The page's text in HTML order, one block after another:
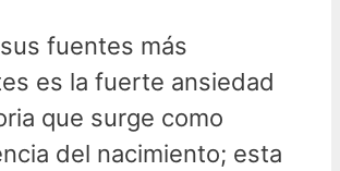
fuentes más
es la fuerte ansiedad
que surge como
del nacimiento; esta